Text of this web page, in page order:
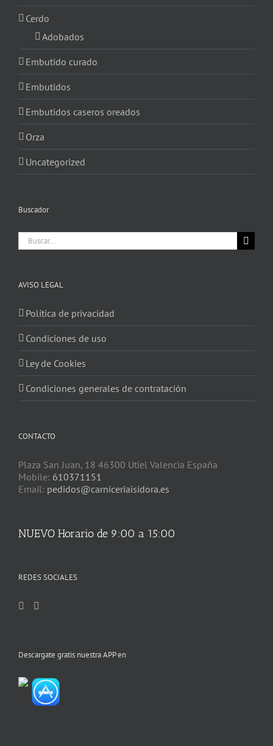
Cerdo
Adobados
Embutido curado
Embutidos
Embutidos caseros oreados
Orza
Uncategorized
Buscador
Buscar:
AVISO LEGAL
Política de privacidad
Condiciones de uso
Ley de Cookies
Condiciones generales de contratación
CONTACTO
Plaza San Juan, 18 46300 Utiel Valencia España
Mobile: 610371151
Email: pedidos@carniceriaisidora.es
NUEVO Horario de 9:00 a 15:00
REDES SOCIALES
Descargate gratis nuestra APP en